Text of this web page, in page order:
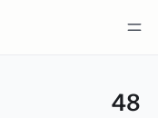
48